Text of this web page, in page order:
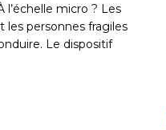
l’échelle micro ? Les
personnes fragiles
Le dispositif